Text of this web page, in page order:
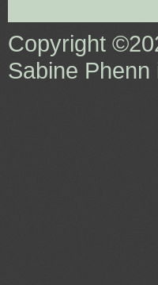
Copyright
Sabine Phenn